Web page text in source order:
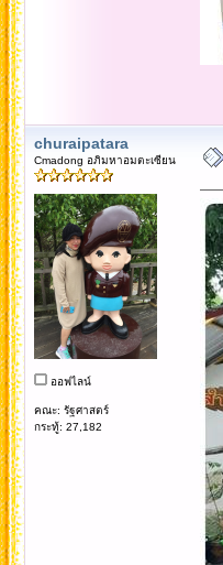
churaipatara
Cmadong อภิมหาอมตะเซียน
ออฟไลน์
คณะ: รัฐศาสตร์
กระทู้: 27,182